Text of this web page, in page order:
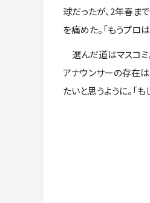
球だったが、2年春ま
を痛めた。「もうプロ
選んだ道はマスコミ
アナウンサーの存在
たいと思うように。「